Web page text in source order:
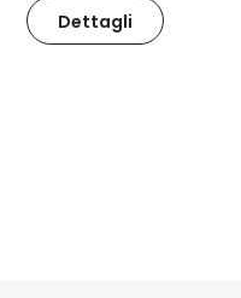
Dettagli